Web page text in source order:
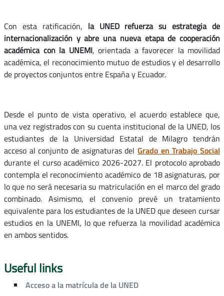
Con esta ratificación, la UNED refuerza su estrategia de
internacionalización y abre una nueva etapa de cooperación
académica con la UNEMI, orientada a favorecer la movilidad
académica, el reconocimiento mutuo de estudios y el desarrollo
de proyectos conjuntos entre España y Ecuador.
Desde el punto de vista operativo, el acuerdo establece que,
una vez registrados con su cuenta institucional de la UNED, los
estudiantes de la Universidad Estatal de Milagro tendrán
acceso al conjunto de asignaturas del Grado en Trabajo Social
durante el curso académico 2026-2027. El protocolo aprobado
contempla el reconocimiento académico de 18 asignaturas, por
lo que no será necesaria su matriculación en el marco del grado
combinado. Asimismo, el convenio prevé un tratamiento
equivalente para los estudiantes de la UNED que deseen cursar
estudios en la UNEMI, lo que refuerza la movilidad académica
en ambos sentidos.
Useful links
Acceso a la matrícula de la UNED